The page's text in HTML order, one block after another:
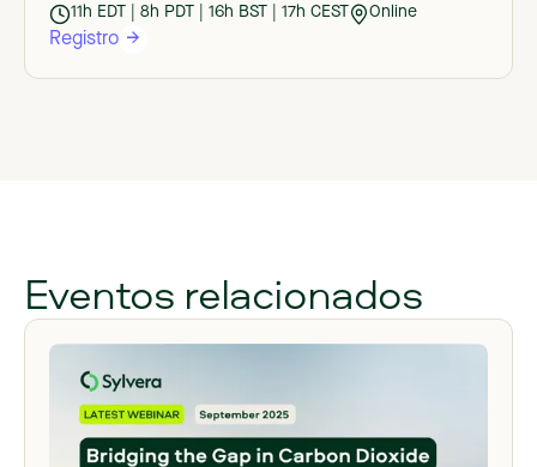
11h EDT | 8h PDT | 16h BST | 17h CEST
Online
Registro
Eventos relacionados